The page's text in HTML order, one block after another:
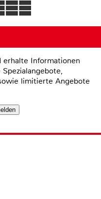
Informationen
limitierte Angebote